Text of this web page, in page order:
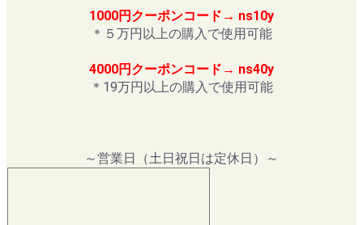
1000円クーポンコード→ ns10y
＊５万円以上の購入で使用可能
4000円クーポンコード→ ns40y
＊19万円以上の購入で使用可能
～営業日（土日祝日は定休日）～